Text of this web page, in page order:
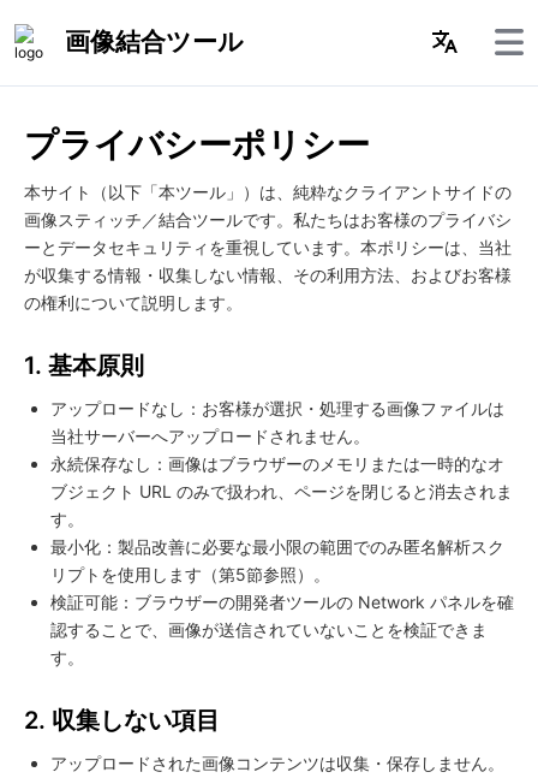
画像結合ツール
プライバシーポリシー
本サイト（以下「本ツール」）は、純粋なクライアントサイドの
画像スティッチ／結合ツールです。私たちはお客様のプライバシ
ーとデータセキュリティを重視しています。本ポリシーは、当社
が収集する情報・収集しない情報、その利用方法、およびお客様
の権利について説明します。
1. 基本原則
アップロードなし：お客様が選択・処理する画像ファイルは
当社サーバーへアップロードされません。
永続保存なし：画像はブラウザーのメモリまたは一時的なオ
ブジェクト URL のみで扱われ、ページを閉じると消去されま
す。
最小化：製品改善に必要な最小限の範囲でのみ匿名解析スク
リプトを使用します（第5節参照）。
検証可能：ブラウザーの開発者ツールの Network パネルを確
認することで、画像が送信されていないことを検証できま
す。
2. 収集しない項目
アップロードされた画像コンテンツは収集・保存しません。